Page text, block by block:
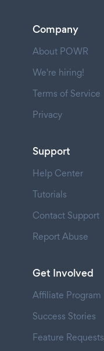
Company
About POWR
We're hiring!
Terms of Service
Privacy
Support
Help Center
Tutorials
Contact Support
Report Abuse
Get Involved
Affiliate Program
Success Stories
Feature Requests